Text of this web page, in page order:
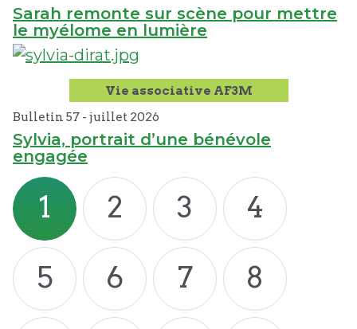
Sarah remonte sur scène pour mettre
le myélome en lumière
Vie associative AF3M
Bulletin 57 - juillet 2026
Sylvia, portrait d’une bénévole
engagée
1 2 3
4
5
6 7
8